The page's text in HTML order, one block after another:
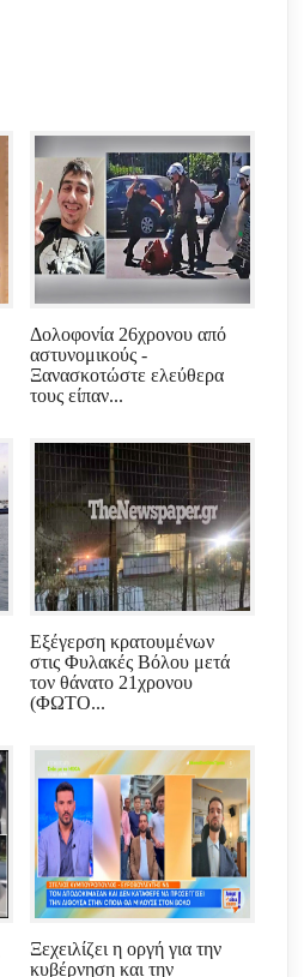
Δολοφονία 26χρονου από
αστυνομικούς -
Ξανασκοτώστε ελεύθερα
τους είπαν...
Εξέγερση κρατουμένων
στις Φυλακές Βόλου μετά
τον θάνατο 21χρονου
(ΦΩΤΟ...
Ξεχειλίζει η οργή για την
κυβέρνηση και την